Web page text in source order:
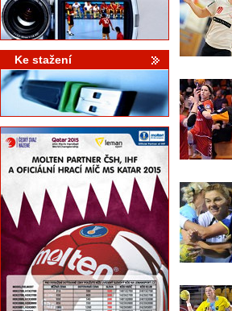
Ke stažení